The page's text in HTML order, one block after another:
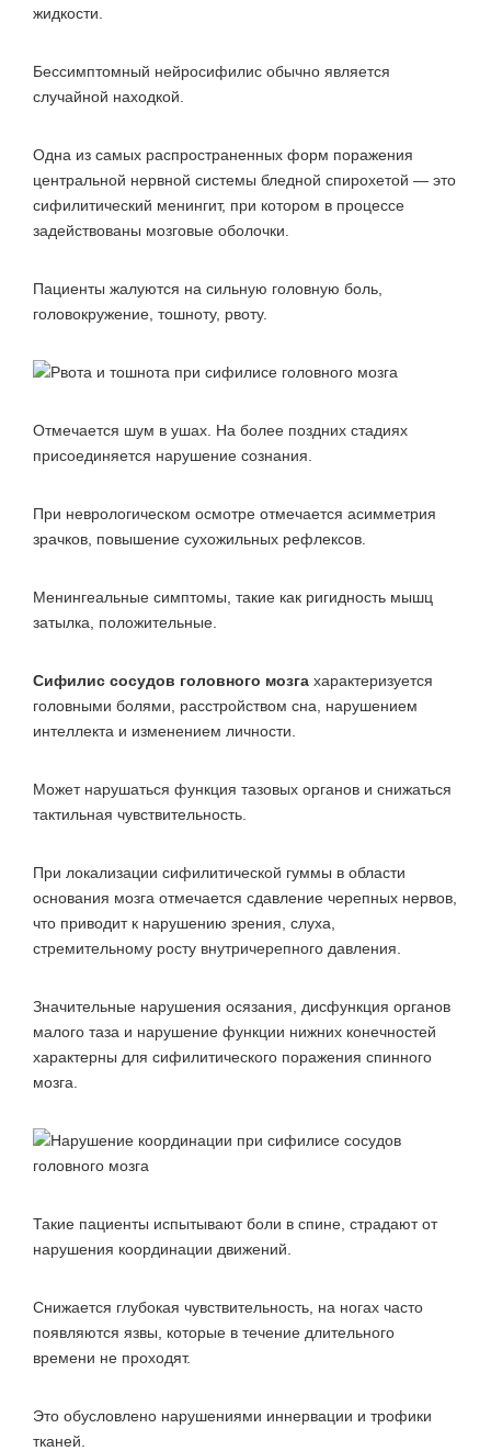
жидкости.
Бессимптомный нейросифилис обычно является
случайной находкой.
Одна из самых распространенных форм поражения
центральной нервной системы бледной спирохетой — это
сифилитический менингит, при котором в процессе
задействованы мозговые оболочки.
Пациенты жалуются на сильную головную боль,
головокружение, тошноту, рвоту.
Отмечается шум в ушах. На более поздних стадиях
присоединяется нарушение сознания.
При неврологическом осмотре отмечается асимметрия
зрачков, повышение сухожильных рефлексов.
Менингеальные симптомы, такие как ригидность мышц
затылка, положительные.
Сифилис сосудов головного мозга характеризуется
головными болями, расстройством сна, нарушением
интеллекта и изменением личности.
Может нарушаться функция тазовых органов и снижаться
тактильная чувствительность.
При локализации сифилитической гуммы в области
основания мозга отмечается сдавление черепных нервов,
что приводит к нарушению зрения, слуха,
стремительному росту внутричерепного давления.
Значительные нарушения осязания, дисфункция органов
малого таза и нарушение функции нижних конечностей
характерны для сифилитического поражения спинного
мозга.
Такие пациенты испытывают боли в спине, страдают от
нарушения координации движений.
Снижается глубокая чувствительность, на ногах часто
появляются язвы, которые в течение длительного
времени не проходят.
Это обусловлено нарушениями иннервации и трофики
тканей.